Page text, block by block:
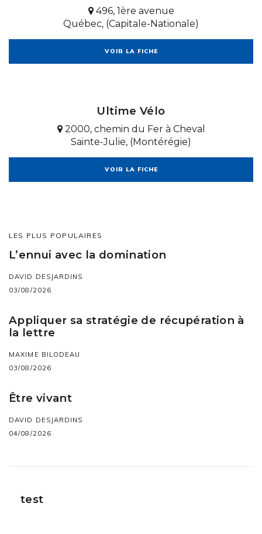
496, 1ère avenue
Québec, (Capitale-Nationale)
VOIR LA FICHE
Ultime Vélo
2000, chemin du Fer à Cheval
Sainte-Julie, (Montérégie)
VOIR LA FICHE
LES PLUS POPULAIRES
L’ennui avec la domination
DAVID DESJARDINS
03/08/2026
Appliquer sa stratégie de récupération à
la lettre
MAXIME BILODEAU
03/08/2026
Être vivant
DAVID DESJARDINS
04/08/2026
test